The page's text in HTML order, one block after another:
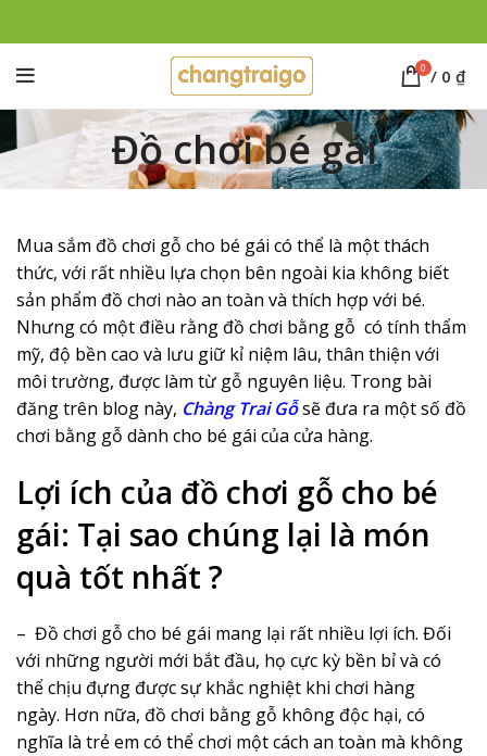
0 / 0 ₫
Đồ chơi bé gái
Mua sắm đồ chơi gỗ cho bé gái có thể là một thách
thức, với rất nhiều lựa chọn bên ngoài kia không biết
sản phẩm đồ chơi nào an toàn và thích hợp với bé.
Nhưng có một điều rằng đồ chơi bằng gỗ có tính thẩm
mỹ, độ bền cao và lưu giữ kỉ niệm lâu, thân thiện với
môi trường, được làm từ gỗ nguyên liệu. Trong bài
đăng trên blog này, Chàng Trai Gỗsẽ đưa ra một số đồ
chơi bằng gỗ dành cho bé gái của cửa hàng.
Lợi ích của đồ chơi gỗ cho bé
gái: Tại sao chúng lại là món
quà tốt nhất ?
– Đồ chơi gỗ cho bé gái mang lại rất nhiều lợi ích. Đối
với những người mới bắt đầu, họ cực kỳ bền bỉ và có
thể chịu đựng được sự khắc nghiệt khi chơi hàng
ngày. Hơn nữa, đồ chơi bằng gỗ không độc hại, có
nghĩa là trẻ em có thể chơi một cách an toàn mà không